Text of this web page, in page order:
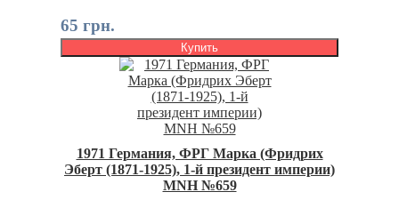
65 грн.
Купить
1971 Германия, ФРГ Марка (Фридрих
Эберт (1871-1925), 1-й президент империи)
MNH №659